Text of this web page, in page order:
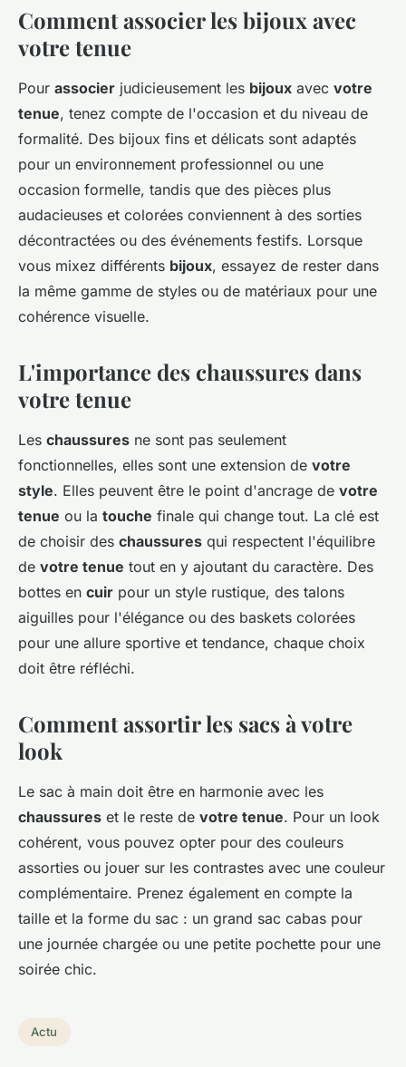
Comment associer les bijoux avec
votre tenue
Pour associer judicieusement les bijoux avec votre
tenue, tenez compte de l'occasion et du niveau de
formalité. Des bijoux fins et délicats sont adaptés
pour un environnement professionnel ou une
occasion formelle, tandis que des pièces plus
audacieuses et colorées conviennent à des sorties
décontractées ou des événements festifs. Lorsque
vous mixez différents bijoux, essayez de rester dans
la même gamme de styles ou de matériaux pour une
cohérence visuelle.
L'importance des chaussures dans
votre tenue
Les chaussures ne sont pas seulement
fonctionnelles, elles sont une extension de votre
style. Elles peuvent être le point d'ancrage de votre
tenue ou la touche finale qui change tout. La clé est
de choisir des chaussures qui respectent l'équilibre
de votre tenue tout en y ajoutant du caractère. Des
bottes en cuir pour un style rustique, des talons
aiguilles pour l'élégance ou des baskets colorées
pour une allure sportive et tendance, chaque choix
doit être réfléchi.
Comment assortir les sacs à votre
look
Le sac à main doit être en harmonie avec les
chaussures et le reste de votre tenue. Pour un look
cohérent, vous pouvez opter pour des couleurs
assorties ou jouer sur les contrastes avec une couleur
complémentaire. Prenez également en compte la
taille et la forme du sac : un grand sac cabas pour
une journée chargée ou une petite pochette pour une
soirée chic.
Actu